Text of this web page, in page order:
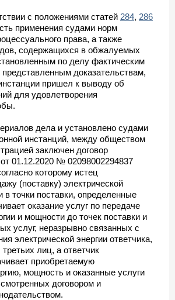
с положениями статей 284, 286
применения судами норм
права, а также
содержащихся в обжалуемых
по делу фактическим
доказательствам,
пришел к выводу об
для удовлетворения
дела и установлено судами
инстанций, между обществом
заключен договор
01.12.2020 № 02098002294837
которому истец
(поставку) электрической
в точки поставки, определенные
оказание услуг по передаче
и мощности до точек поставки и
услуг, неразрывно связанных с
электрической энергии ответчика,
лиц, а ответчик
приобретаемую
мощность и оказанные услуги
договором и